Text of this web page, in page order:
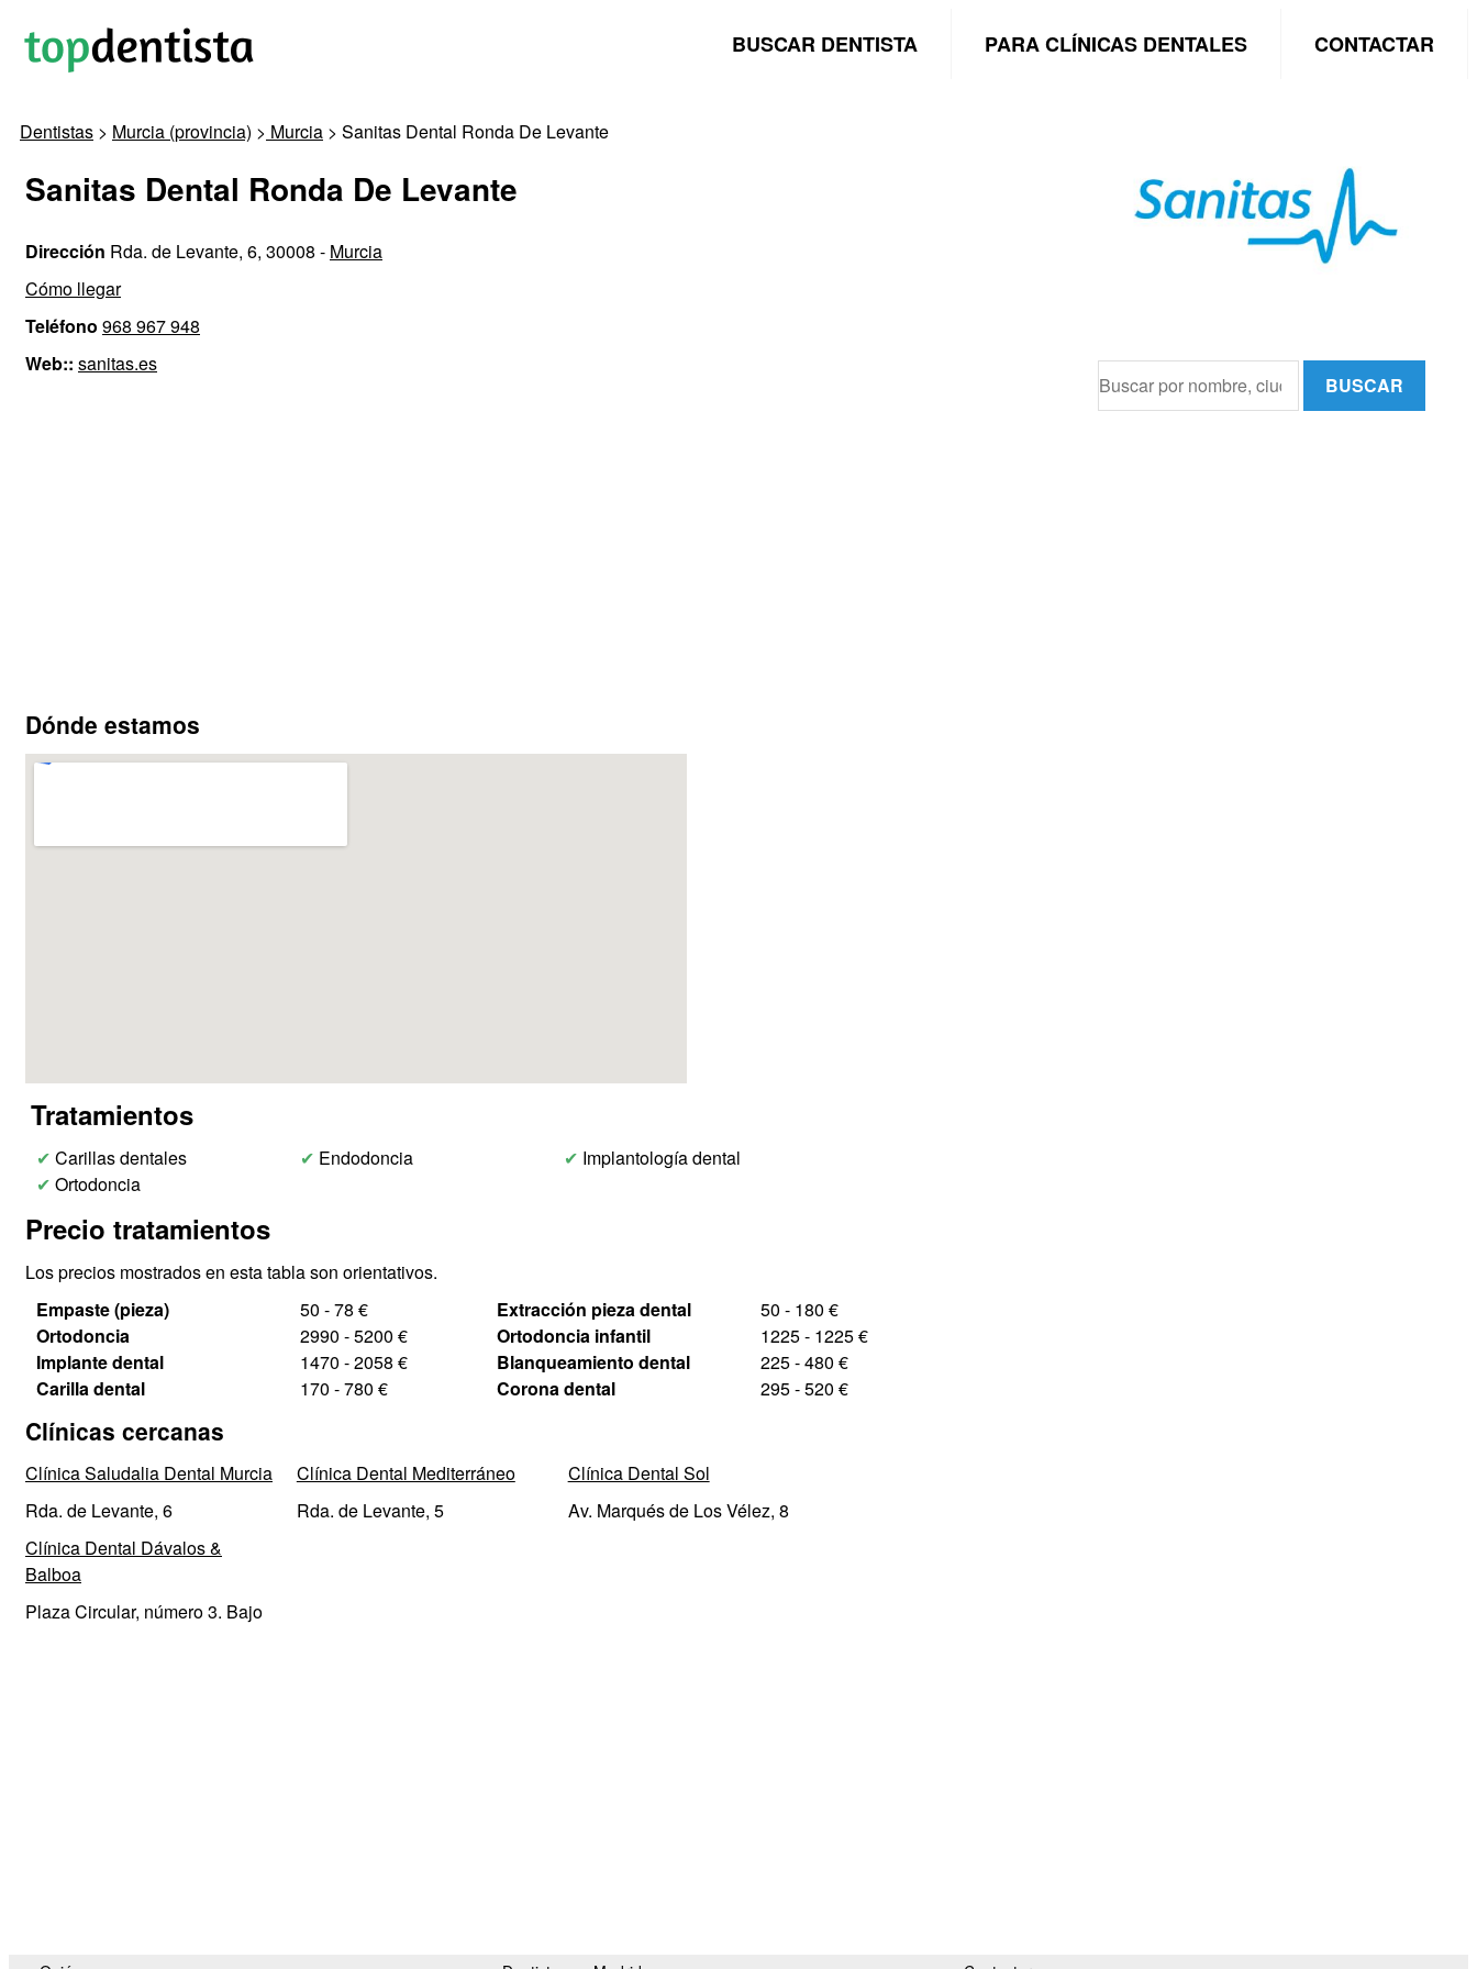
BUSCAR DENTISTA PARA CLÍNICAS DENTALES CONTACTAR
Dentistas > Murcia (provincia) > Murcia > Sanitas Dental Ronda De Levante
Sanitas Dental Ronda De Levante
Dirección Rda. de Levante, 6, 30008 - Murcia
Cómo llegar
Teléfono 968 967 948
Web:: sanitas.es
Dónde estamos
Tratamientos
✔ Carillas dentales ✔ Endodoncia ✔ Implantología dental
✔ Ortodoncia
Precio tratamientos
Los precios mostrados en esta tabla son orientativos.
Empaste (pieza)
50 - 78 € Extracción pieza dental
50 - 180 €
Ortodoncia
2990 - 5200 € Ortodoncia infantil
1225 - 1225 €
Implante dental
1470 - 2058 € Blanqueamiento dental
225 - 480 €
Carilla dental
170 - 780 € Corona dental 295 - 520 €
Clínicas cercanas
Clínica Saludalia Dental Murcia
Rda. de Levante, 6
Clínica Dental Mediterráneo
Rda. de Levante, 5
Clínica Dental Sol
Av. Marqués de Los Vélez, 8
Clínica Dental Dávalos &
Balboa
Plaza Circular, número 3. Bajo
BUSCAR